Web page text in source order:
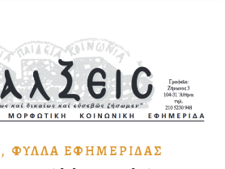
, ΦΎΛΛΑ ἘΦΗΜΕΡΊΔΑΣ